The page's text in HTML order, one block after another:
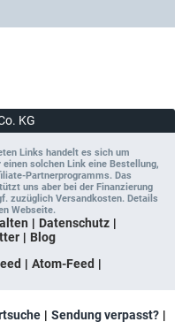
KG
Links handelt es sich um
solchen Link eine Bestellung,
Partnerprogramms. Das
uns aber bei der Finanzierung
zuzüglich Versandkosten. Details
Webseite.
Datenschutz
Blog
Atom-Feed
Sendung verpasst?